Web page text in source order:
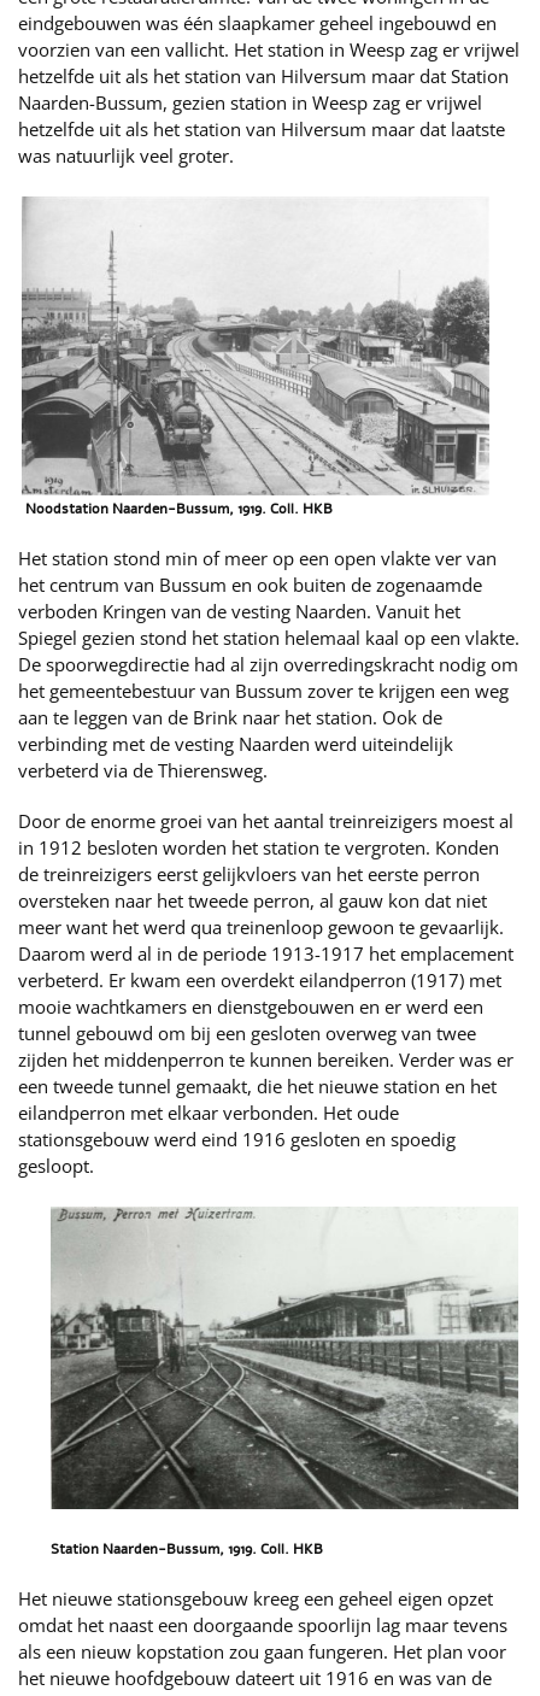
eindgebouwen was één slaapkamer geheel ingebouwd en
voorzien van een vallicht. Het station in Weesp zag er vrijwel
hetzelfde uit als het station van Hilversum maar dat Station
Naarden-Bussum, gezien station in Weesp zag er vrijwel
hetzelfde uit als het station van Hilversum maar dat laatste
was natuurlijk veel groter.
Noodstation Naarden-Bussum, 1919. Coll. HKB
Het station stond min of meer op een open vlakte ver van
het centrum van Bussum en ook buiten de zogenaamde
verboden Kringen van de vesting Naarden. Vanuit het
Spiegel gezien stond het station helemaal kaal op een vlakte.
De spoorwegdirectie had al zijn overredingskracht nodig om
het gemeentebestuur van Bussum zover te krijgen een weg
aan te leggen van de Brink naar het station. Ook de
verbinding met de vesting Naarden werd uiteindelijk
verbeterd via de Thierensweg.
Door de enorme groei van het aantal treinreizigers moest al
in 1912 besloten worden het station te vergroten. Konden
de treinreizigers eerst gelijkvloers van het eerste perron
oversteken naar het tweede perron, al gauw kon dat niet
meer want het werd qua treinenloop gewoon te gevaarlijk.
Daarom werd al in de periode 1913-1917 het emplacement
verbeterd. Er kwam een overdekt eilandperron (1917) met
mooie wachtkamers en dienstgebouwen en er werd een
tunnel gebouwd om bij een gesloten overweg van twee
zijden het middenperron te kunnen bereiken. Verder was er
een tweede tunnel gemaakt, die het nieuwe station en het
eilandperron met elkaar verbonden. Het oude
stationsgebouw werd eind 1916 gesloten en spoedig
gesloopt.
Station Naarden-Bussum, 1919. Coll. HKB
Het nieuwe stationsgebouw kreeg een geheel eigen opzet
omdat het naast een doorgaande spoorlijn lag maar tevens
als een nieuw kopstation zou gaan fungeren. Het plan voor
het nieuwe hoofdgebouw dateert uit 1916 en was van de